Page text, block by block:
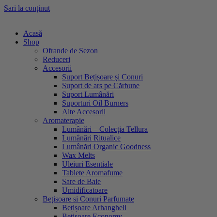
Sari la conținut
Acasă
Shop
Ofrande de Sezon
Reduceri
Accesorii
Suport Bețișoare și Conuri
Suport de ars pe Cărbune
Suport Lumânări
Suporturi Oil Burners
Alte Accesorii
Aromaterapie
Lumânări – Colecția Tellura
Lumânări Ritualice
Lumânări Organic Goodness
Wax Melts
Uleiuri Esentiale
Tablete Aromafume
Sare de Baie
Umidificatoare
Bețisoare si Conuri Parfumate
Bețișoare Arhangheli